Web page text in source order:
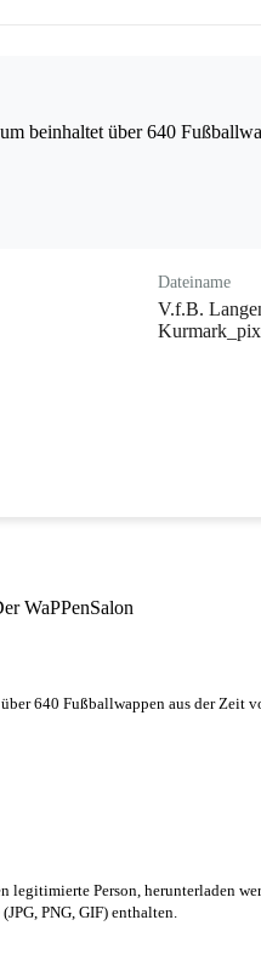
beinhaltet über 640
Dateiname
V.f.B.
WaPPenSalon
640 Fußballwappen aus der Zeit
legitimierte Person, herunterladen
PNG, GIF) enthalten.